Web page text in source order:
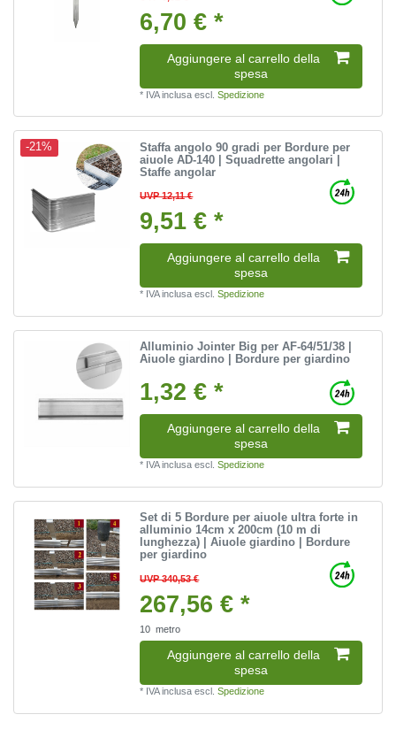
6,70 € *
Aggiungere al carrello della
spesa
* IVA inclusa escl.Spedizione
-21%
Staffa angolo 90 gradi per Bordure per
aiuole AD-140 | Squadrette angolari |
Staffe angolar
UVP 12,11 €
9,51 € *
Aggiungere al carrello della
spesa
* IVA inclusa escl.Spedizione
Alluminio Jointer Big per AF-64/51/38 |
Aiuole giardino | Bordure per giardino
1,32 € *
Aggiungere al carrello della
spesa
* IVA inclusa escl.Spedizione
Set di 5 Bordure per aiuole ultra forte in
alluminio 14cm x 200cm (10 m di
lunghezza) | Aiuole giardino | Bordure
per giardino
UVP 340,53 €
267,56 € *
10 metro
Aggiungere al carrello della
spesa
* IVA inclusa escl.Spedizione